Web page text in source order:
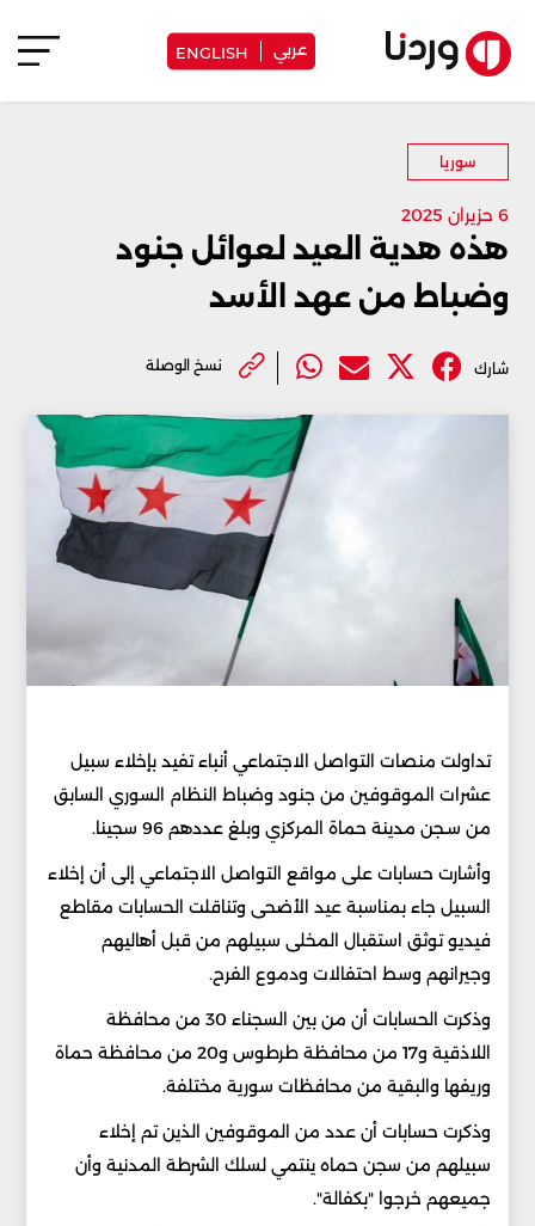
عربي ENGLISH
سوريا
6 حزيران 2025
هذه هدية العيد لعوائل جنود
وضباط من عهد الأسد
شارك نسخ الوصلة
تداولت منصات التواصل الاجتماعي أنباء تفيد بإخلاء سبيل
عشرات الموقوفين من جنود وضباط النظام السوري السابق
من سـجن مدينة حماة المركزي وبلغ عددهم 96 سجينا.
وأشارت حسابات على مواقع التواصل الاجتماعي إلى أن إخلاء
السبيل جاء بمناسبة عيد الأضحى وتناقلت الحسابات مقاطع
فيديو توثق استقبال المخلى سبيلهم من قبل أهاليهم
وجيرانهم وسط احتفالات ودموع الفرح.
وذكرت الحسابات أن من بين السجناء 30 من محافظة
اللاذقية و17 من محافظة طرطوس و20 من محافظة حماة
وريفها والبقية من محافظات سورية مختلفة.
وذكرت حسابات أن عدد من الموقوفين الذين تم إخلاء
سبيلهم من سجن حماه ينتمي لسلك الشرطة المدنية وأن
جميعهم خرجوا "بكفالة".